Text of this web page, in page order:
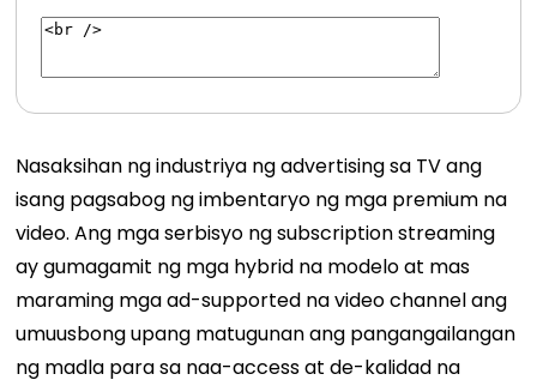
Nasaksihan ng industriya ng advertising sa TV ang
isang pagsabog ng imbentaryo ng mga premium na
video. Ang mga serbisyo ng subscription streaming
ay gumagamit ng mga hybrid na modelo at mas
maraming mga ad-supported na video channel ang
umuusbong upang matugunan ang pangangailangan
ng madla para sa naa-access at de-kalidad na